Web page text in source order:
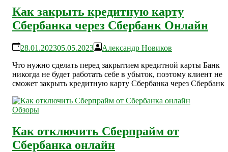
Как закрыть кредитную карту
Сбербанка через Сбербанк Онлайн
28.01.202305.05.2023
Александр Новиков
Что нужно сделать перед закрытием кредитной карты Банк
никогда не будет работать себе в убыток, поэтому клиент не
сможет закрыть кредитную карту Сбербанка через Сбербанк
Обзоры
Как отключить Сберпрайм от
Сбербанка онлайн